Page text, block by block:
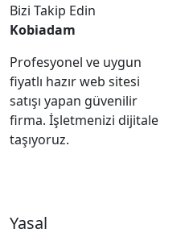
Bizi Takip Edin
Kobiadam
Profesyonel ve uygun
fiyatlı hazır web sitesi
satışı yapan güvenilir
firma. İşletmenizi dijitale
taşıyoruz.
Yasal